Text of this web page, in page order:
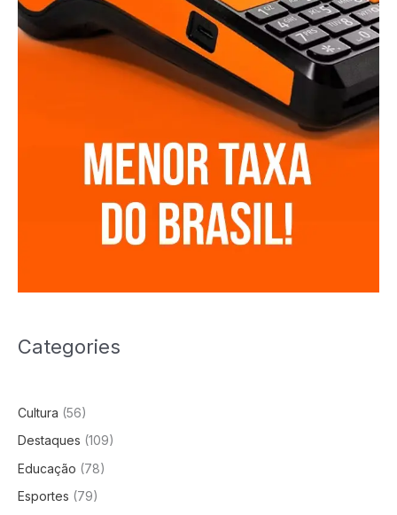
Categories
Cultura (56)
Destaques (109)
Educação (78)
Esportes (79)